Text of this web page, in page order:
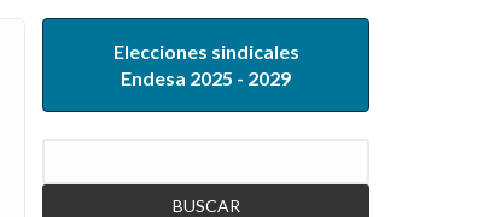
Elecciones sindicales
Endesa 2025 - 2029